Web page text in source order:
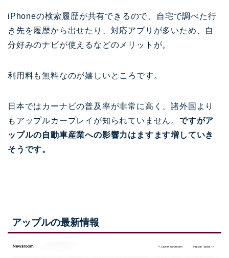
iPhoneの検索履歴が共有できるので、自宅で調べた行
き先を履歴から出せたり、対応アプリが多いため、自
分好みのナビが使えるなどのメリットが。
利用料も無料なのが嬉しいところです。
日本ではカーナビの普及率が非常に高く、諸外国より
もアップルカープレイが知られていません。 ですがア
ップルの自動車産業への影響力はますます増していき
そうです。
アップルの最新情報